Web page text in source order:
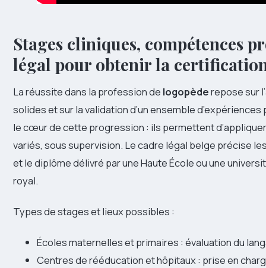
Stages cliniques, compétences
légal pour obtenir la
La réussite dans la profession de logopèderepose sur
solides et sur la validation d’un ensemble
le cœur de cette progression : ils permettent
variés, sous supervision. Le cadre légal belge précise
et le diplôme délivré par une Haute École ou une
royal.
Types de stages et lieux possibles :
Écoles maternelles et primaires : évaluation du
Centres de rééducation et hôpitaux : prise en